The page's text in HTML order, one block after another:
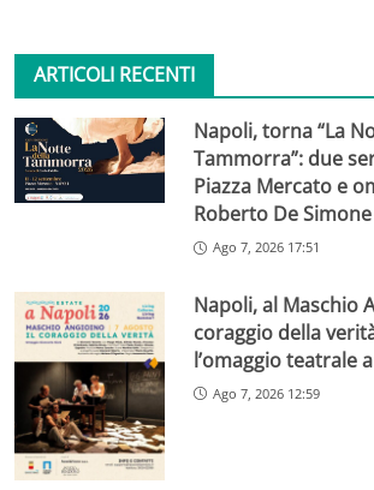
ARTICOLI RECENTI
Napoli, torna “La
Tammorra”: due
Piazza Mercato e
Roberto De Simone
Ago 7, 2026 17:51
Napoli, al Maschio
coraggio della
l’omaggio teatrale
Ago 7, 2026 12:59